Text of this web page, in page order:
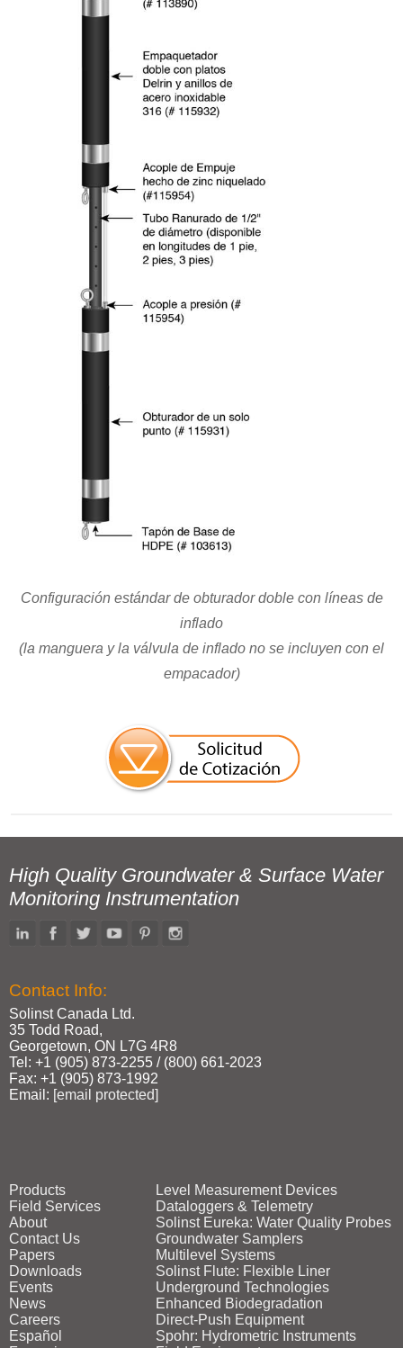
Configuración estándar de obturador doble con líneas de
inflado
(la manguera y la válvula de inflado no se incluyen con el
empacador)
High Quality Groundwater & Surface Water
Monitoring Instrumentation
Contact Info:
Solinst Canada Ltd.
35 Todd Road,
Georgetown, ON L7G 4R8
Tel: +1 (905) 873‑2255 / (800) 661‑2023
Fax: +1 (905) 873‑1992
Email: [email protected]
Products
Field Services
About
Contact Us
Papers
Downloads
Events
News
Careers
Español
Level Measurement Devices
Dataloggers & Telemetry
Solinst Eureka: Water Quality Probes
Groundwater Samplers
Multilevel Systems
Solinst Flute: Flexible Liner
Underground Technologies
Enhanced Biodegradation
Direct‑Push Equipment
Spohr: Hydrometric Instruments